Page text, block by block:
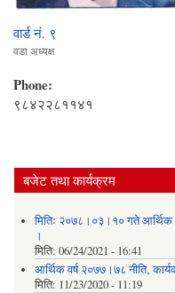
वार्ड नं. ९
वडा अध्यक्ष
Phone:
९८४२२८११४१
बजेट तथा कार्यक्रम
मितिः २०७८।०३।१० गते आर्थिक
।
मिति: 06/24/2021 - 16:41
आर्थिक वर्ष २०७७।७८ नीति‚
मिति: 11/23/2020 - 11:19